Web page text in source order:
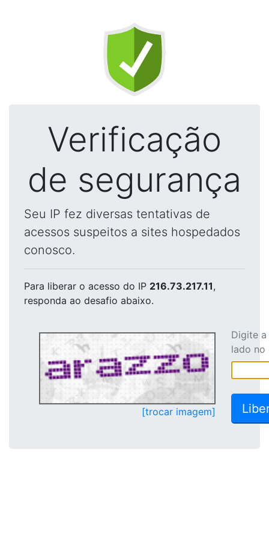
Verificação
de segurança
Seu IP fez diversas tentativas de
acessos suspeitos a sites hospedados
conosco.
Para liberar o acesso do IP 216.73.217.11,
responda ao desafio abaixo.
[trocar imagem]
Digite
lado no